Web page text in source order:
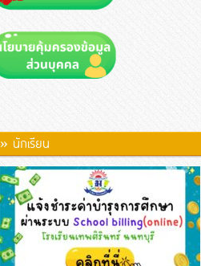
» นักเรียน